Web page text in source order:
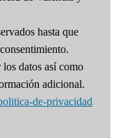
hasta que
datos así como
adicional.
de-privacidad